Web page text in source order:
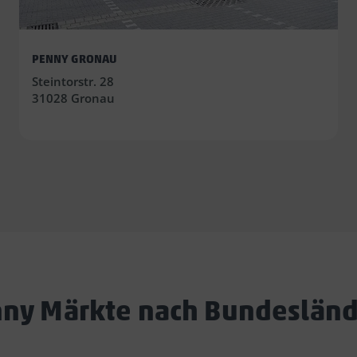
PENNY GRONAU
Steintorstr. 28
31028 Gronau
Märkte nach